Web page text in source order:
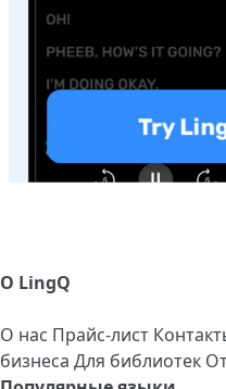
О LingQ
О нас Прайс-лист
бизнеса Для библиотек